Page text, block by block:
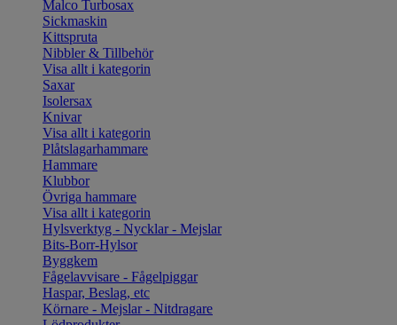
Malco Turbosax
Sickmaskin
Kittspruta
Nibbler & Tillbehör
Visa allt i kategorin
Saxar
Isolersax
Knivar
Visa allt i kategorin
Plåtslagarhammare
Hammare
Klubbor
Övriga hammare
Visa allt i kategorin
Hylsverktyg - Nycklar - Mejslar
Bits-Borr-Hylsor
Byggkem
Fågelavvisare - Fågelpiggar
Haspar, Beslag, etc
Körnare - Mejslar - Nitdragare